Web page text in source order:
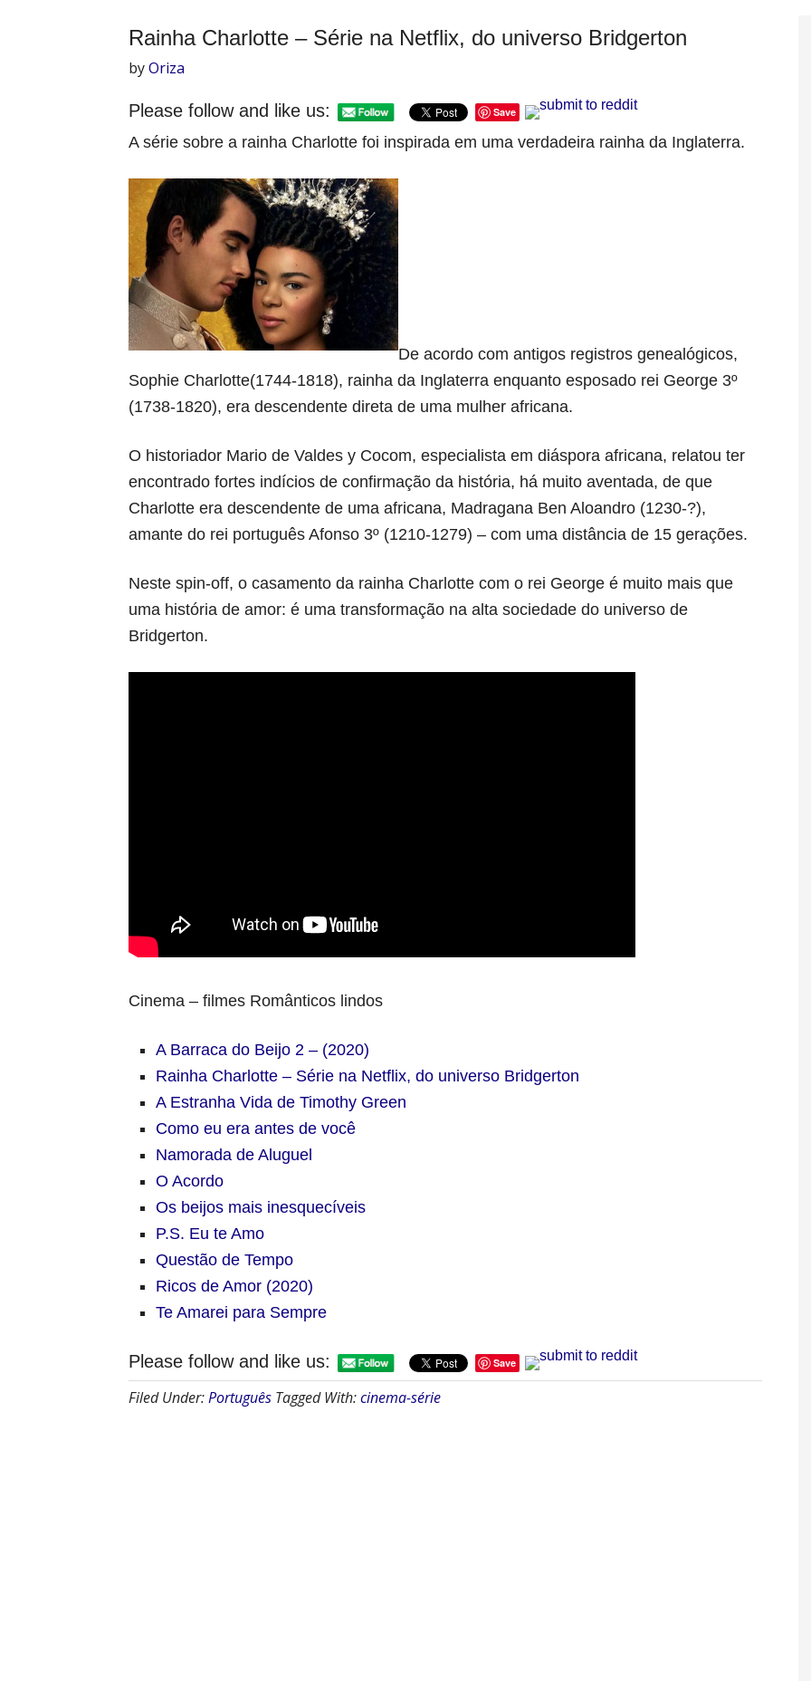
Rainha Charlotte – Série na Netflix, do universo Bridgerton
byOriza
Please follow and like us: Save
A série sobre a rainha Charlotte foi inspirada em uma verdadeira rainha da Inglaterra.
De acordo com antigos registros genealógicos,
Sophie Charlotte(1744-1818), rainha da Inglaterra enquanto esposado rei George 3º
(1738-1820), era descendente direta de uma mulher africana.
O historiador Mario de Valdes y Cocom, especialista em diáspora africana, relatou ter
encontrado fortes indícios de confirmação da história, há muito aventada, de que
Charlotte era descendente de uma africana, Madragana Ben Aloandro (1230-?),
amante do rei português Afonso 3º (1210-1279) – com uma distância de 15 gerações.
Neste spin-off, o casamento da rainha Charlotte com o rei George é muito mais que
uma história de amor: é uma transformação na alta sociedade do universo de
Bridgerton.
Cinema – filmes Românticos lindos
A Barraca do Beijo 2 – (2020)
Rainha Charlotte – Série na Netflix, do universo Bridgerton
A Estranha Vida de Timothy Green
Como eu era antes de você
Namorada de Aluguel
O Acordo
Os beijos mais inesquecíveis
P.S. Eu te Amo
Questão de Tempo
Ricos de Amor (2020)
Te Amarei para Sempre
Please follow and like us: Save
Filed Under:Português Tagged With:cinema-série